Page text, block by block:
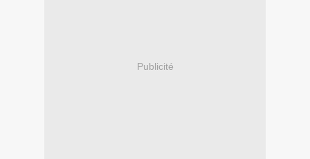
Publicité